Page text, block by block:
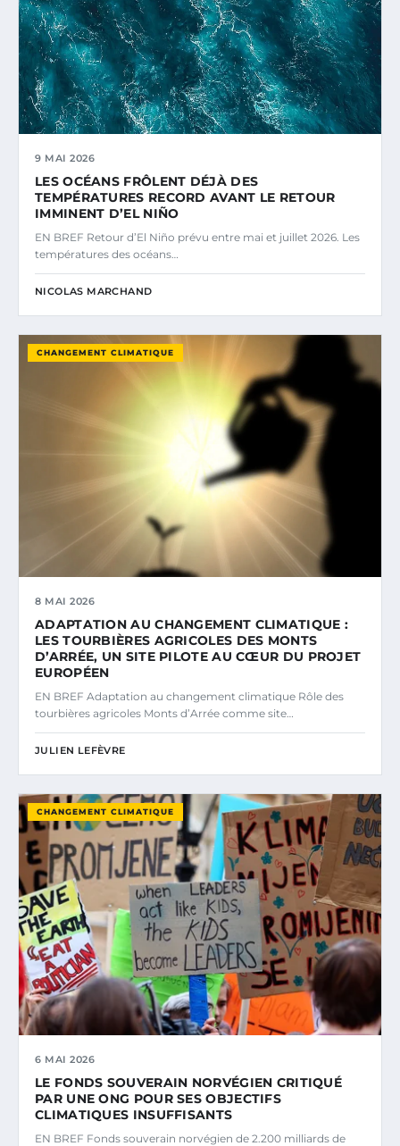
9 MAI 2026
LES OCÉANS FRÔLENT DÉJÀ DES
TEMPÉRATURES RECORD AVANT LE RETOUR
IMMINENT D’EL NIÑO
EN BREF Retour d’El Niño prévu entre mai et juillet 2026. Les
températures des océans…
NICOLAS MARCHAND
CHANGEMENT CLIMATIQUE
8 MAI 2026
ADAPTATION AU CHANGEMENT CLIMATIQUE :
LES TOURBIÈRES AGRICOLES DES MONTS
D’ARRÉE, UN SITE PILOTE AU CŒUR DU PROJET
EUROPÉEN
EN BREF Adaptation au changement climatique Rôle des
tourbières agricoles Monts d’Arrée comme site…
JULIEN LEFÈVRE
CHANGEMENT CLIMATIQUE
6 MAI 2026
LE FONDS SOUVERAIN NORVÉGIEN CRITIQUÉ
PAR UNE ONG POUR SES OBJECTIFS
CLIMATIQUES INSUFFISANTS
EN BREF Fonds souverain norvégien de 2.200 milliards de